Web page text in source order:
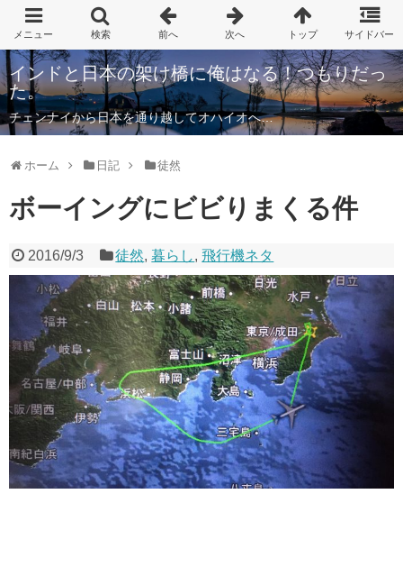
インドと日本の架け橋に俺はなる！つもりだっ
た。
チェンナイから日本を通り越してオハイオへ…
ホーム 日記 徒然
ボーイングにビビりまくる件
2016/9/3 徒然,暮らし,飛行機ネタ